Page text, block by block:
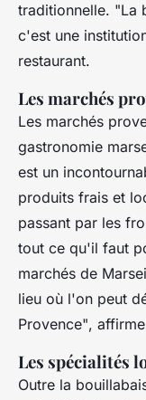
traditionnelle. "La
c'est une
restaurant.
Les marchés
Les marchés
gastronomie
est un
produits frais et
passant par les
tout ce qu'il faut
marchés de
lieu où l'on peut
Provence",
Les spécialités
Outre la